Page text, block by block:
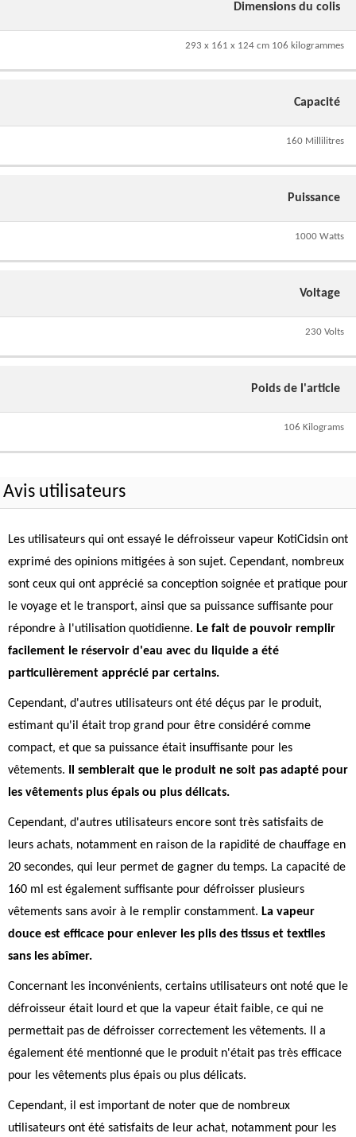
Dimensions du colis
293 x 161 x 124 cm 106 kilogrammes
Capacité
160 Millilitres
Puissance
1000 Watts
Voltage
230 Volts
Poids de l'article
106 Kilograms
Avis utilisateurs
Les utilisateurs qui ont essayé le défroisseur vapeur KotiCidsin ont
exprimé des opinions mitigées à son sujet. Cependant, nombreux
sont ceux qui ont apprécié sa conception soignée et pratique pour
le voyage et le transport, ainsi que sa puissance suffisante pour
répondre à l'utilisation quotidienne. Le fait de pouvoir remplir
facilement le réservoir d'eau avec du liquide a été
particulièrement apprécié par certains.
Cependant, d'autres utilisateurs ont été déçus par le produit,
estimant qu'il était trop grand pour être considéré comme
compact, et que sa puissance était insuffisante pour les
vêtements.
Il semblerait que le produit ne soit pas adapté pour
les vêtements plus épais ou plus délicats.
Cependant, d'autres utilisateurs encore sont très satisfaits de
leurs achats, notamment en raison de la rapidité de chauffage en
20 secondes, qui leur permet de gagner du temps. La capacité de
160 ml est également suffisante pour défroisser plusieurs
vêtements sans avoir à le remplir constamment. La vapeur
douce est efficace pour enlever les plis des tissus et textiles
sans les abîmer.
Concernant les inconvénients, certains utilisateurs ont noté que le
défroisseur était lourd et que la vapeur était faible, ce qui ne
permettait pas de défroisser correctement les vêtements. Il a
également été mentionné que le produit n'était pas très efficace
pour les vêtements plus épais ou plus délicats.
Cependant, il est important de noter que de nombreux
utilisateurs ont été satisfaits de leur achat, notamment pour les